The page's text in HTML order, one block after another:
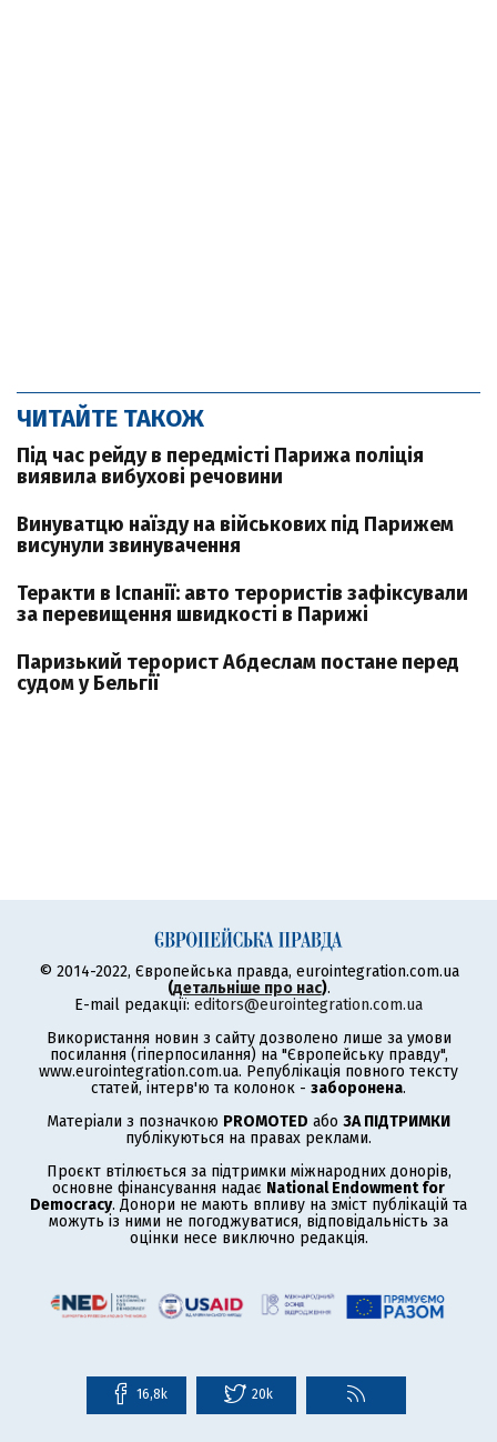
ЧИТАЙТЕ ТАКОЖ
Під час рейду в передмісті Парижа поліція
виявила вибухові речовини
Винуватцю наїзду на військових під Парижем
висунули звинувачення
Теракти в Іспанії: авто терористів зафіксували
за перевищення швидкості в Парижі
Паризький терорист Абдеслам постане перед
судом у Бельгії
© 2014-2022, Європейська правда, eurointegration.com.ua
(детальніше про нас).
E-mail редакції: editors@eurointegration.com.ua
Використання новин з сайту дозволено лише за умови
посилання (гіперпосилання) на "Європейську правду",
www.eurointegration.com.ua. Републікація повного тексту
статей, інтерв'ю та колонок - заборонена.
Матеріали з позначкою PROMOTED або ЗА ПІДТРИМКИ
публікуються на правах реклами.
Проєкт втілюється за підтримки міжнародних донорів,
основне фінансування надає National Endowment for
Democracy. Донори не мають впливу на зміст публікацій та
можуть із ними не погоджуватися, відповідальність за
оцінки несе виключно редакція.
16,8k 20k